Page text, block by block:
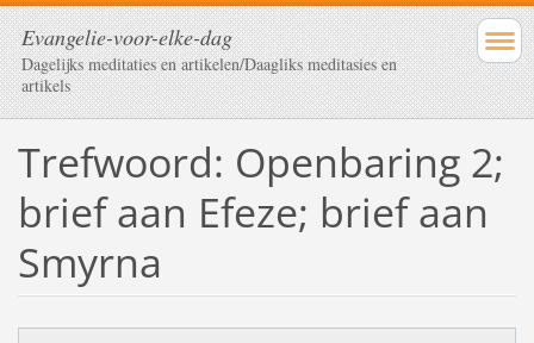
Evangelie-voor-elke-dag
Dagelijks meditaties en artikelen/Daagliks meditasies en
artikels
Trefwoord: Openbaring 2;
brief aan Efeze; brief aan
Smyrna